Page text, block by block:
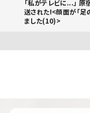
「私がテレビに...」
送された!<顔面が「足
ました(10)>